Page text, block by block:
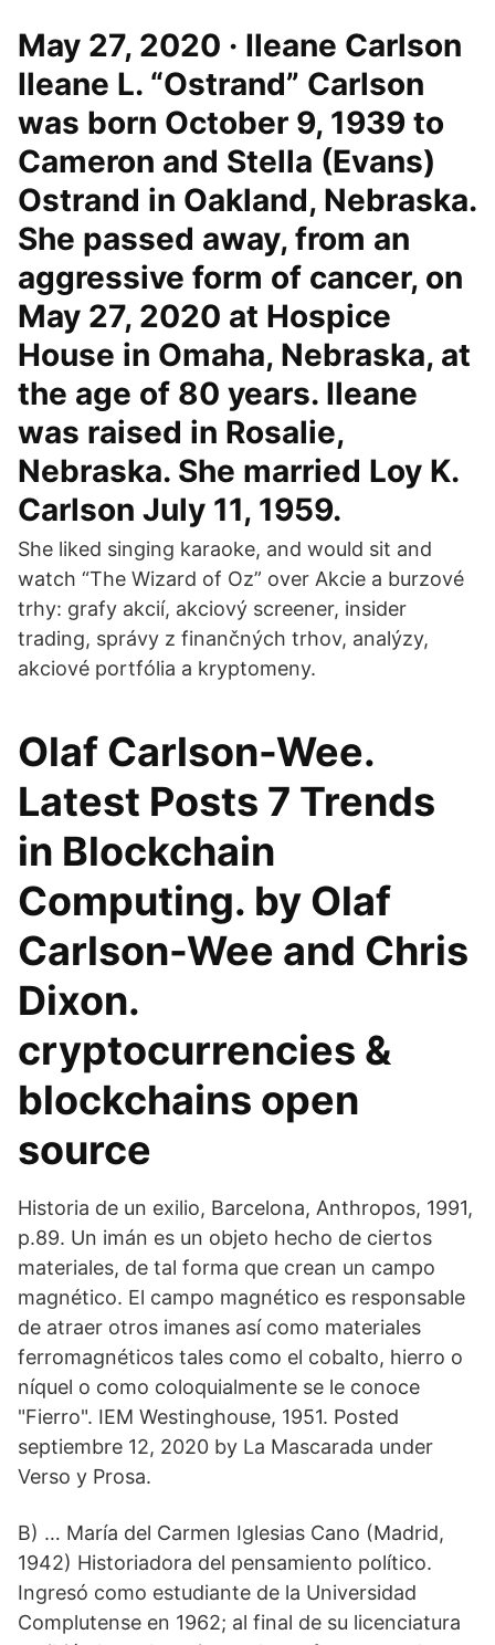
May 27, 2020 · Ileane Carlson
Ileane L. “Ostrand” Carlson
was born October 9, 1939 to
Cameron and Stella (Evans)
Ostrand in Oakland, Nebraska.
She passed away, from an
aggressive form of cancer, on
May 27, 2020 at Hospice
House in Omaha, Nebraska, at
the age of 80 years. Ileane
was raised in Rosalie,
Nebraska. She married Loy K.
Carlson July 11, 1959.
She liked singing karaoke, and would sit and
watch “The Wizard of Oz” over Akcie a burzové
trhy: grafy akcií, akciový screener, insider
trading, správy z finančných trhov, analýzy,
akciové portfólia a kryptomeny.
Olaf Carlson-Wee.
Latest Posts 7 Trends
in Blockchain
Computing. by Olaf
Carlson-Wee and Chris
Dixon.
cryptocurrencies &
blockchains open
source
Historia de un exilio, Barcelona, Anthropos, 1991,
p.89. Un imán es un objeto hecho de ciertos
materiales, de tal forma que crean un campo
magnético. El campo magnético es responsable
de atraer otros imanes así como materiales
ferromagnéticos tales como el cobalto, hierro o
níquel o como coloquialmente se le conoce
"Fierro". IEM Westinghouse, 1951. Posted
septiembre 12, 2020 by La Mascarada under
Verso y Prosa.
B) … María del Carmen Iglesias Cano (Madrid,
1942) Historiadora del pensamiento político.
Ingresó como estudiante de la Universidad
Complutense en 1962; al final de su licenciatura